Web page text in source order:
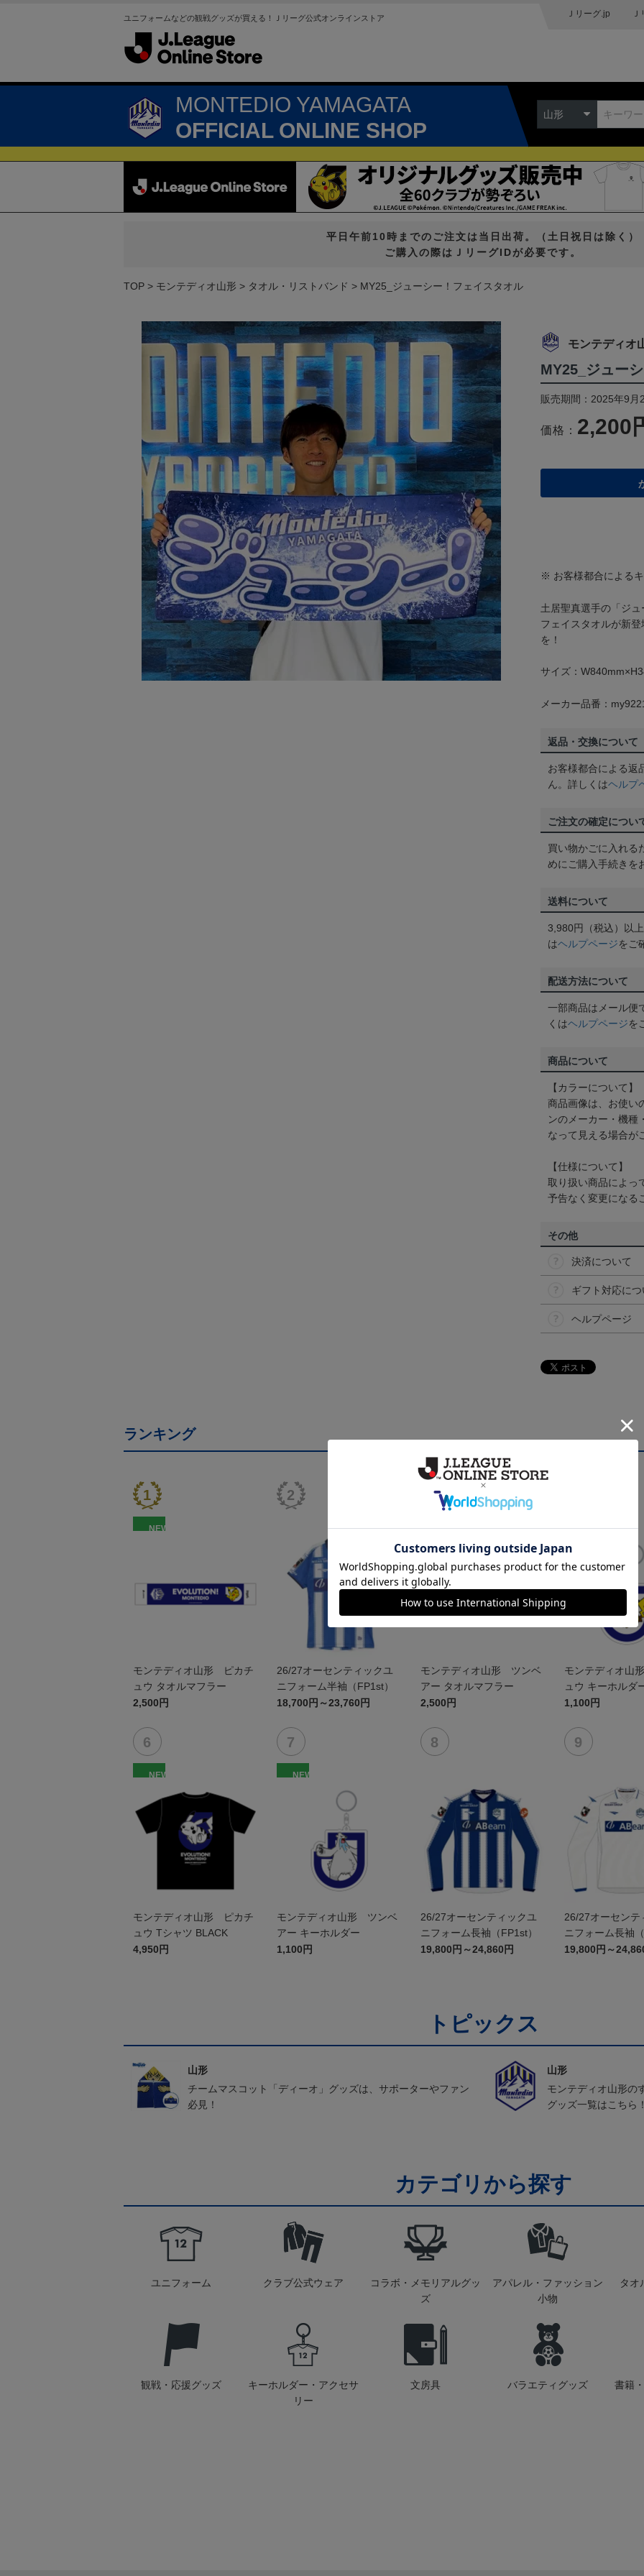
ユニフォームなどの観戦グッズが買える！Ｊリーグ公式オンラインストア Ｊリーグ.jp
MONTEDIO YAMAGATA
OFFICIAL ONLINE SHOP
山形
平日午前10時までのご注文は当日出荷。（土日祝日は除く）
ご購入の際はＪリーグIDが必要です。
TOP モンテディオ山形 タオル・リストバンド MY25_ジューシー！フェイスタオル
モンテディオ
MY25_ジュー
販売期間：2025年9
価格： 2,200
※ お客様都合による
土居聖真選手の「ジ
フェイスタオルが新
を！
サイズ：
メーカー品番：
返品・交換について
お客様都合による返
ん。詳しくはヘルプ
ご注文の確定につい
買い物かごに入れる
めにご購入手続きを
送料について
3,980円（税込）以
はヘルプページをご
配送方法について
一部商品はメール便
くはヘルプページを
商品について
【カラーについて】
商品画像は、お使い
ンのメーカー・機種
なって見える場合が
【仕様について】
取り扱い商品によっ
予告なく変更になる
その他
決済について
ギフト対応に
ヘルプページ
ランキング
NEW
モンテディオ山形 ピカチ
ュウ タオルマフラー
2,500円
26/27オーセンティックユ
ニフォーム半袖（FP1st）
18,700円～23,760円
NEW
モンテディオ山形 ツンベ
アー タオルマフラー
2,500円
NEW
モンテディオ山
ュウ キーホルダ
1,100円
NEW
モンテディオ山形 ピカチ
ュウ Tシャツ BLACK
4,950円
NEW
モンテディオ山形 ツンベ
アー キーホルダー
1,100円
26/27オーセンティックユ
ニフォーム長袖（FP1st）
19,800円～24,860円
26/27オーセンテ
ニフォーム長袖
19,800円～
トピックス
山形
チームマスコット「ディーオ」グッズは、サポーターやファン
必見！
山形
モンテディオ山形の
グッズ一覧はこちら
カテゴリから探す
ユニフォーム クラブ公式ウェア
コラボ・メモリアルグッ
ズ
アパレル・ファッション
小物
タオ
観戦・応援グッズ
キーホルダー・アクセサ
リー
文房具 バラエティグッズ 書籍